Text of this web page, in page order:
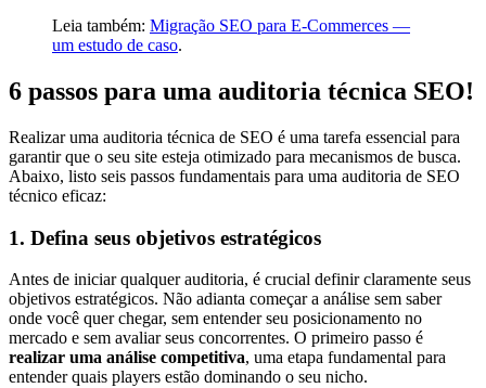
Leia também: Migração SEO para E-Commerces —
um estudo de caso.
6 passos para uma auditoria técnica SEO!
Realizar uma auditoria técnica de SEO é uma tarefa essencial para
garantir que o seu site esteja otimizado para mecanismos de busca.
Abaixo, listo seis passos fundamentais para uma auditoria de SEO
técnico eficaz:
1. Defina seus objetivos estratégicos
Antes de iniciar qualquer auditoria, é crucial definir claramente seus
objetivos estratégicos. Não adianta começar a análise sem saber
onde você quer chegar, sem entender seu posicionamento no
mercado e sem avaliar seus concorrentes. O primeiro passo é
realizar uma análise competitiva, uma etapa fundamental para
entender quais players estão dominando o seu nicho.